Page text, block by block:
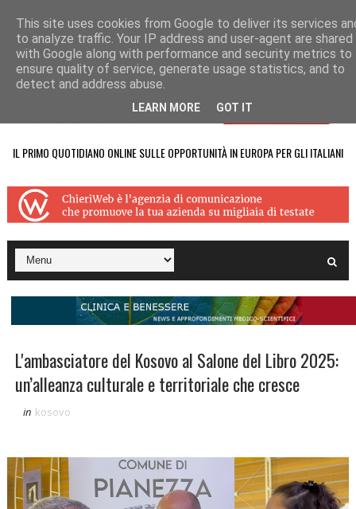
IL PRIMO QUOTIDIANO ONLINE SULLE OPPORTUNITÀ IN EUROPA PER GLI ITALIANI
L'ambasciatore del Kosovo al Salone del Libro 2025:
un’alleanza culturale e territoriale che cresce
in kosovo
This site uses cookies from Google to deliver its services
to analyze traffic. Your IP address and user-agent are shared
with Google along with performance and security metrics to
ensure quality of service, generate usage statistics, and to
detect and address abuse.
LEARN MORE GOT IT